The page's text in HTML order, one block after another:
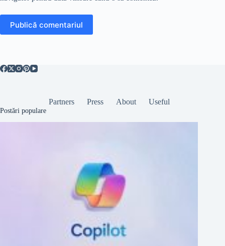
Publică comentariul
Partners Press About Useful
Postări populare